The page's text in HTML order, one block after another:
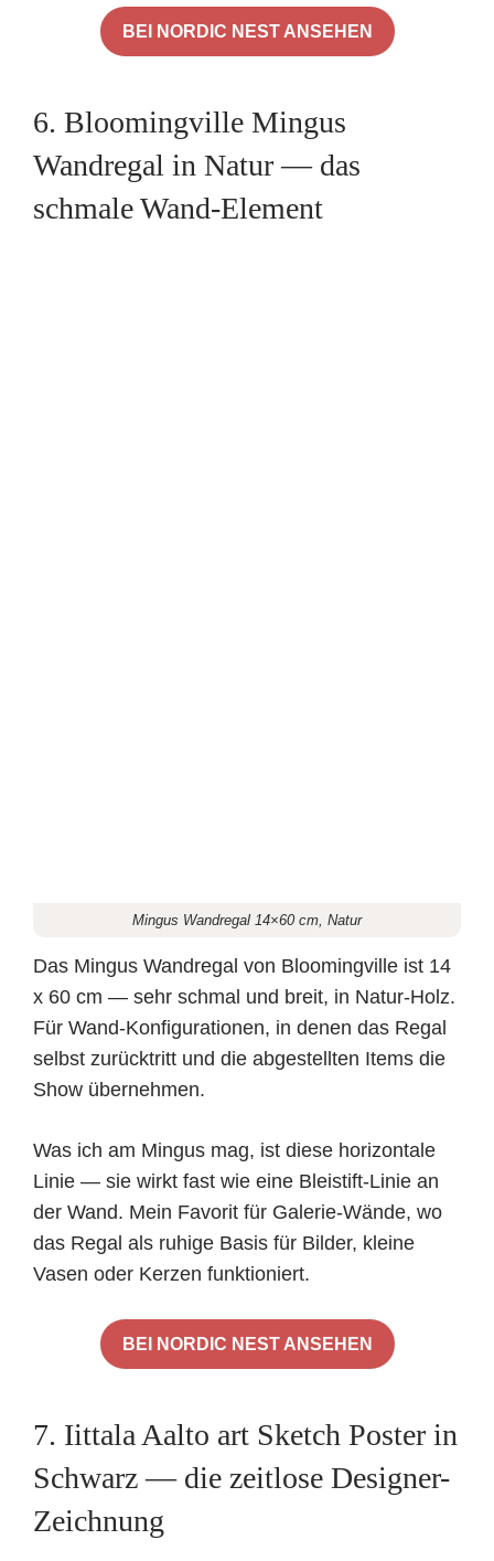
BEI NORDIC NEST ANSEHEN
6. Bloomingville Mingus
Wandregal in Natur — das
schmale Wand-Element
Mingus Wandregal 14×60 cm, Natur
Das Mingus Wandregal von Bloomingville ist 14
x 60 cm — sehr schmal und breit, in Natur-Holz.
Für Wand-Konfigurationen, in denen das Regal
selbst zurücktritt und die abgestellten Items die
Show übernehmen.
Was ich am Mingus mag, ist diese horizontale
Linie — sie wirkt fast wie eine Bleistift-Linie an
der Wand. Mein Favorit für Galerie-Wände, wo
das Regal als ruhige Basis für Bilder, kleine
Vasen oder Kerzen funktioniert.
BEI NORDIC NEST ANSEHEN
7. Iittala Aalto art Sketch Poster in
Schwarz — die zeitlose Designer-
Zeichnung